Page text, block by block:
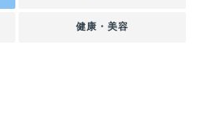
健康・美容